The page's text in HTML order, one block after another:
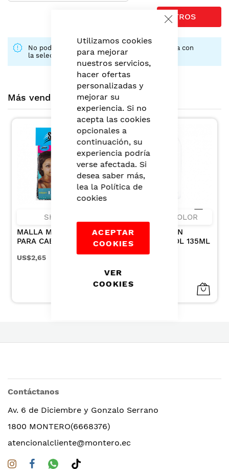
Close
Bar
Utilizamos cookies
para mejorar
nuestros servicios,
hacer ofertas
personalizadas y
mejorar su
experiencia. Si no
acepta las cookies
opcionales a
continuación, su
experiencia podría
verse afectada. Si
desea saber más,
lea la Política de
cookies
ACEPTAR
COOKIES
VER
COOKIES
Más vendidos montero
SHOCK
MALLA MEDIANA
PARA CABELLO
US$2,65
HIDRA COLOR
OXIGENTA EN
CREMA 10VOL 135ML
FILTROS
No podemos encontrar productos que coincida con
la selección.
Contáctanos
Av. 6 de Diciembre y Gonzalo Serrano
1800 MONTERO(6668376)
atencionalcliente@montero.ec